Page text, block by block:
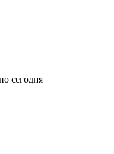
сегодня